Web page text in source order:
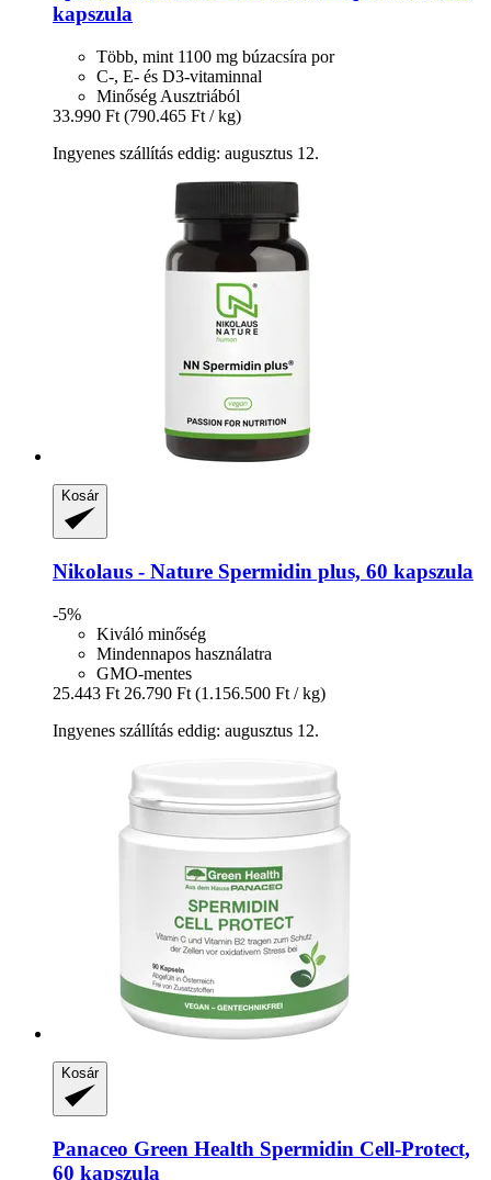
kapszula
Több, mint 1100 mg búzacsíra por
C-, E- és D3-vitaminnal
Minőség Ausztriából
33.990 Ft (790.465 Ft / kg)
Ingyenes szállítás eddig: augusztus 12.
Kosár
Nikolaus - Nature Spermidin plus, 60 kapszula
-5%
Kiváló minőség
Mindennapos használatra
GMO-mentes
25.443 Ft 26.790 Ft (1.156.500 Ft / kg)
Ingyenes szállítás eddig: augusztus 12.
Kosár
Panaceo Green Health Spermidin Cell-​Protect,
60 kapszula